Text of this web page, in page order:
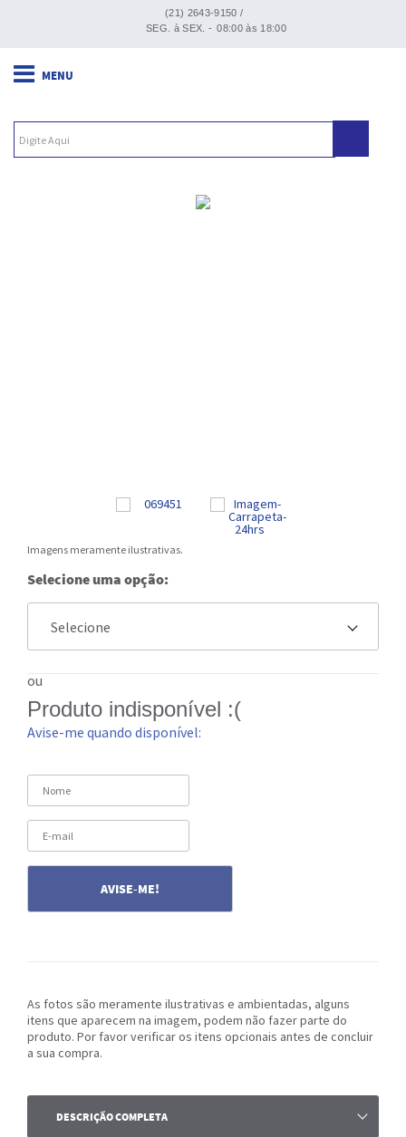
(21) 2643-9150 /
SEG. à SEX. - 08:00 às 18:00
Imagens meramente ilustrativas.
Selecione uma opção:
ou
Produto indisponível :(
Avise-me quando disponível:
As fotos são meramente ilustrativas e ambientadas, alguns
itens que aparecem na imagem, podem não fazer parte do
produto. Por favor verificar os itens opcionais antes de concluir
a sua compra.
DESCRIÇÃO COMPLETA